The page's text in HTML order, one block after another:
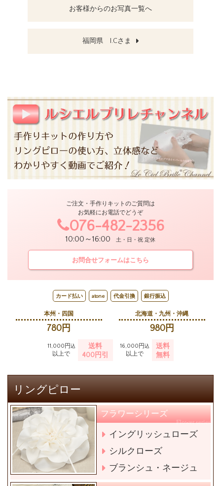
お客様からのお写真一覧へ
福岡県 I.Cさま
ご注文・手作りキットのご質問は
お気軽にお電話でどうぞ
076-482-2356
10:00～16:00 土・日・祝 定休
お問合せフォームはこちら
カード払い atone 代金引換 銀行振込
本州・四国
780円
北海道・九州・沖縄
980円
11,000円込
以上で
送料
400円引
16,000円込
以上で
送料
無料
リングピロー
フラワーシリーズ
Flower series
イングリッシュローズ
シルクローズ
ブランシュ・ネージュ